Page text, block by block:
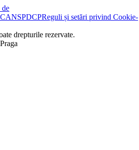
de
ANSPDCPReguli și setări privind Cookie-
drepturile rezervate.